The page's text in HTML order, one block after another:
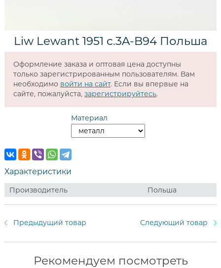
Liw Lewant 1951 c.3A-B94 Польша
Оформление заказа и оптовая цена доступны
только зарегистрированным пользователям. Вам
необходимо войти на сайт. Если вы впервые на
сайте, пожалуйста, зарегистрируйтесь.
Материал
Характеристики
Производитель Польша
Предыдущий товар Следующий товар
Рекомендуем посмотреть